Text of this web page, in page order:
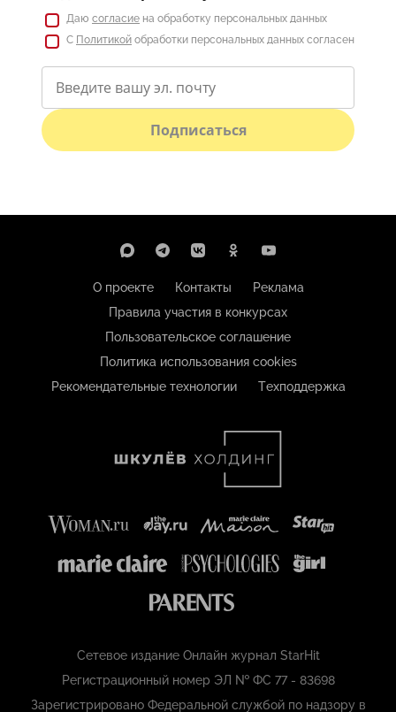
Даю согласие на обработку персональных данных
С Политикой обработки персональных данных согласен
Подписаться
О проекте Контакты
Реклама
Правила участия в конкурсах
Пользовательское соглашение
Политика использования cookies
Рекомендательные технологии
Техподдержка
Сетевое издание Онлайн журнал StarHit
Регистрационный номер ЭЛ № ФС 77 - 83698
Зарегистрировано Федеральной службой по надзору в